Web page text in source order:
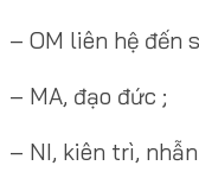
– OM liên hệ đến
– MA, đạo đức ;
– NI, kiên trì,